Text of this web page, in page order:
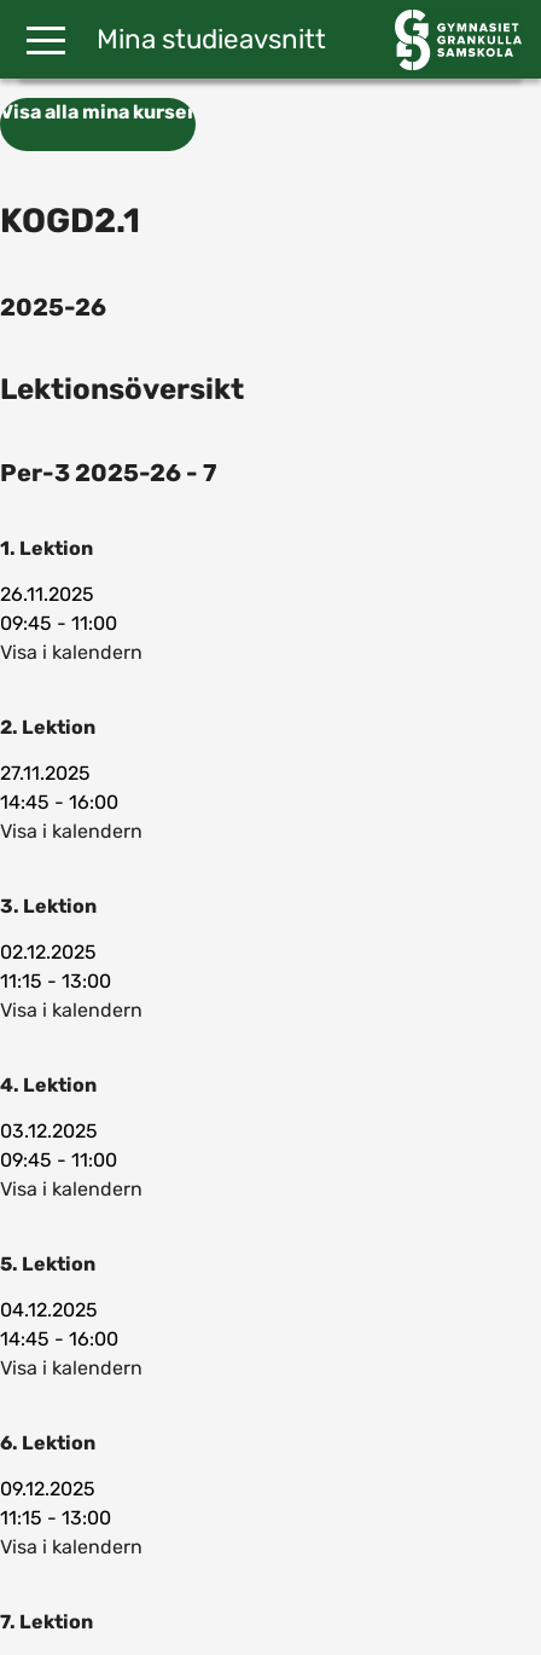
Mina studieavsnitt
Visa alla mina kurser
KOGD2.1
2025-26
Lektionsöversikt
Per-3 2025-26 - 7
1. Lektion
26.11.2025
09:45 - 11:00
Visa i kalendern
2. Lektion
27.11.2025
14:45 - 16:00
Visa i kalendern
3. Lektion
02.12.2025
11:15 - 13:00
Visa i kalendern
4. Lektion
03.12.2025
09:45 - 11:00
Visa i kalendern
5. Lektion
04.12.2025
14:45 - 16:00
Visa i kalendern
6. Lektion
09.12.2025
11:15 - 13:00
Visa i kalendern
7. Lektion